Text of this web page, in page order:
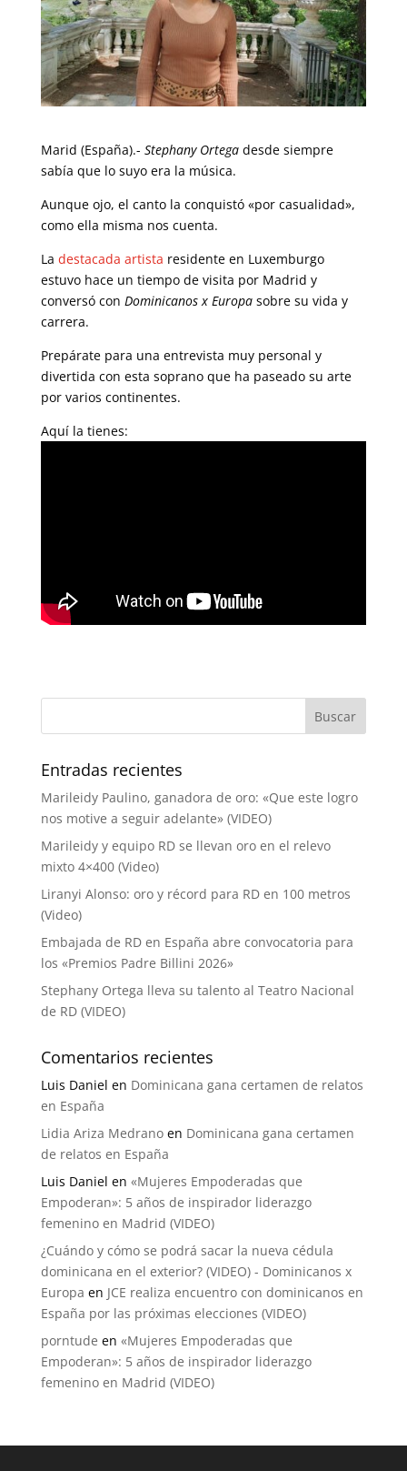
Marid (España).- Stephany Ortegadesde siempre
sabía que lo suyo era la música.
Aunque ojo, el canto la conquistó «por casualidad»,
como ella misma nos cuenta.
La destacada artista residente en Luxemburgo
estuvo hace un tiempo de visita por Madrid y
conversó con Dominicanos x Europasobre su vida y
carrera.
Prepárate para una entrevista muy personal y
divertida con esta soprano que ha paseado su arte
por varios continentes.
Aquí la tienes:
Entradas recientes
Marileidy Paulino, ganadora de oro: «Que este logro
nos motive a seguir adelante» (VIDEO)
Marileidy y equipo RD se llevan oro en el relevo
mixto 4×400 (Video)
Liranyi Alonso: oro y récord para RD en 100 metros
(Video)
Embajada de RD en España abre convocatoria para
los «Premios Padre Billini 2026»
Stephany Ortega lleva su talento al Teatro Nacional
de RD (VIDEO)
Comentarios recientes
Luis Daniel en Dominicana gana certamen de relatos
en España
Lidia Ariza Medranoen Dominicana gana certamen
de relatos en España
Luis Daniel en «Mujeres Empoderadas que
Empoderan»: 5 años de inspirador liderazgo
femenino en Madrid (VIDEO)
¿Cuándo y cómo se podrá sacar la nueva cédula
dominicana en el exterior? (VIDEO) - Dominicanos x
Europa en JCE realiza encuentro con dominicanos en
España por las próximas elecciones (VIDEO)
porntude en «Mujeres Empoderadas que
Empoderan»: 5 años de inspirador liderazgo
femenino en Madrid (VIDEO)